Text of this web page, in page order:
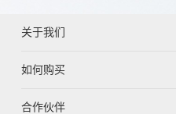
关于我们
如何购买
合作伙伴